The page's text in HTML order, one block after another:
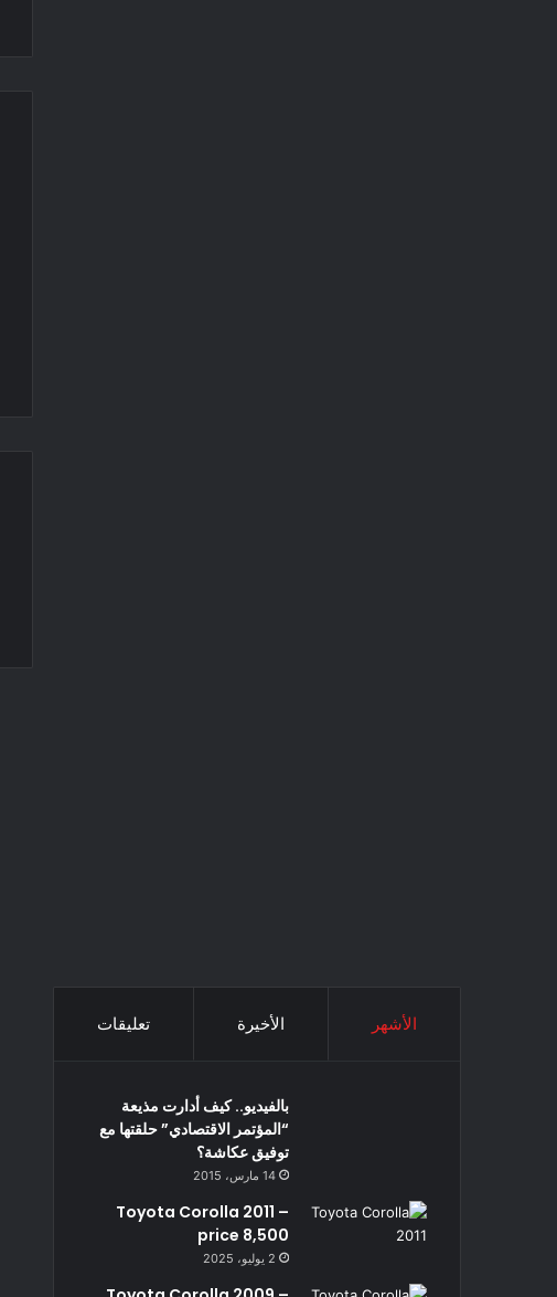
الأشهر الأخيرة تعليقات
بالفيديو.. كيف أدارت مذيعة
“المؤتمر الاقتصادي” حلقتها مع
توفيق عكاشة؟
14 مارس، 2015
Toyota Corolla 2011 –
price 8,500
2 يوليو، 2025